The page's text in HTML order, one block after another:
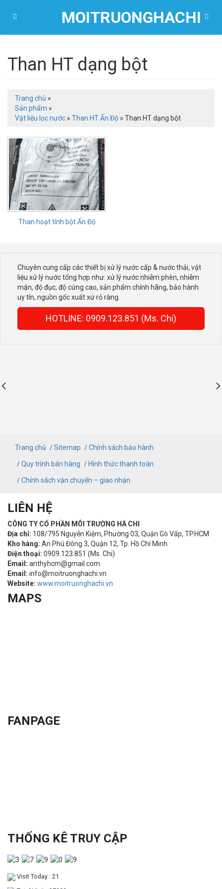
MOITRUONGHACHI
Than HT dạng bột
Trang chủ »
Sản phẩm »
Vật liệu lọc nước » Than HT Ấn Độ » Than HT dạng bột
Than hoạt tính bột Ấn Độ
Chuyên cung cấp các thiết bị xử lý nước cấp & nước thải, vật
liệu xử lý nước tổng hợp như: xử lý nước nhiễm phèn, nhiễm
mặn, độ đục, độ cứng cao, sản phẩm chính hãng, bảo hành
uy tín, nguồn gốc xuất xứ rỏ ràng.
HOTLINE: 0909.123.851 (Ms. Chi)
Trang chủ Sitemap Chính sách bảo hành
Quy trình bán hàng Hình thức thanh toán
Chính sách vận chuyển – giao nhận
LIÊN HỆ
CÔNG TY CỔ PHẦN MÔI TRƯỜNG HÀ CHI
Địa chỉ: 108/795 Nguyễn Kiệm, Phường 03, Quận Gò Vấp, TP.HCM
Kho hàng: An Phú Đông 3, Quận 12, Tp. Hồ Chí Minh
Điện thoại: 0909.123.851 (Ms. Chi)
Email: anthyhcm@gmail.com
Email: info@moitruonghachi.vn
Website: www.moitruonghachi.vn
MAPS
FANPAGE
THỐNG KÊ TRUY CẬP
Visit Today : 21